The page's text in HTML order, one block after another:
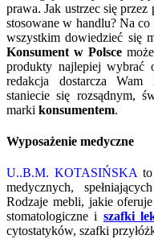
prawa. Jak ustrzec się
stosowane w handlu? Na
wszystkim dowiedzieć się
Konsument w Polsce
produkty najlepiej wybrać
redakcja dostarcza Wam
staniecie się rozsądnym,
marki konsumentem.
Wyposażenie medyczne
U..B.M. KOTASIŃSKAto
medycznych,
Rodzaje mebli, jakie
stomatologiczne i szafki
cytostatyków, szafki